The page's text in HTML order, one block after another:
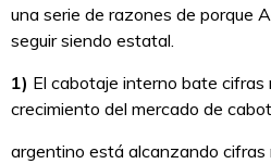
una serie de razones de porque
seguir siendo estatal.
1) El cabotaje interno bate cifras
crecimiento del mercado de
argentino está alcanzando cifras